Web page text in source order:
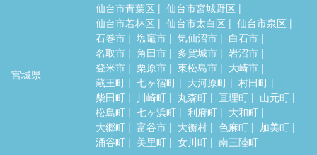
宮城県
仙台市青葉区
仙台市宮城野区
仙台市若林区
仙台市太白区
仙台市泉区
石巻市
塩竈市 気仙沼市
白石市
名取市
角田市 多賀城市
岩沼市
登米市
栗原市 東松島市
大崎市
蔵王町
七ヶ宿町 大河原町
村田町
柴田町
川崎町 丸森町 亘理町
山元町
松島町
七ヶ浜町 利府町
大和町
大郷町
富谷市 大衡村 色麻町
加美町
涌谷町
美里町 女川町
南三陸町